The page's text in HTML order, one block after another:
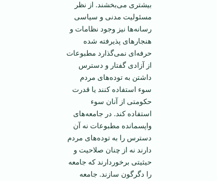
بیشتری می‌بخشند. از نظر
مسئولیت مدنی و سیاسی
رسانه‌ها نیز وجود نظامات و
هنجار‌های پذیرفته شده
حرفه‌ای نمی‌گذارد مطبوعات
از آزادی گفتار و دسترس
داشتن به توده‌های مردم
سوء استفاده کنند یا قدرت
حکومتی از آنان سوء
استفاده کند. در جامعه‌های
واپسمانده مطبوعات نه آن
دسترس را به توده‌های مردم
دارند نه از چنان صلاحیت و
حیثیتی برخوردارند که جامعه
را دگرگون سازند. جامعه